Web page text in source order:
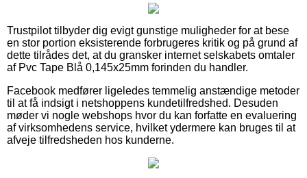
Trustpilot tilbyder dig evigt gunstige muligheder for at bese
en stor portion eksisterende forbrugeres kritik og på grund af
dette tilrådes det, at du gransker internet selskabets omtaler
af Pvc Tape Blå 0,145x25mm forinden du handler.
Facebook medfører ligeledes temmelig anstændige metoder
til at få indsigt i netshoppens kundetilfredshed. Desuden
møder vi nogle webshops hvor du kan forfatte en evaluering
af virksomhedens service, hvilket ydermere kan bruges til at
afveje tilfredsheden hos kunderne.